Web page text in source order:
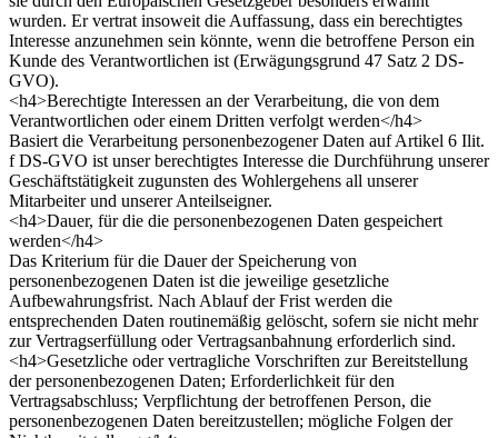
wurden. Er vertrat insoweit die Auffassung, dass ein berechtigtes
Interesse anzunehmen sein könnte, wenn die betroffene Person ein
Kunde des Verantwortlichen ist (Erwägungsgrund 47 Satz 2 DS-
GVO).
<h4>Berechtigte Interessen an der Verarbeitung, die von dem
Verantwortlichen oder einem Dritten verfolgt werden</h4>
Basiert die Verarbeitung personenbezogener Daten auf Artikel 6 Ilit.
f DS-GVO ist unser berechtigtes Interesse die Durchführung unserer
Geschäftstätigkeit zugunsten des Wohlergehens all unserer
Mitarbeiter und unserer Anteilseigner.
<h4>Dauer, für die die personenbezogenen Daten gespeichert
werden</h4>
Das Kriterium für die Dauer der Speicherung von
personenbezogenen Daten ist die jeweilige gesetzliche
Aufbewahrungsfrist. Nach Ablauf der Frist werden die
entsprechenden Daten routinemäßig gelöscht, sofern sie nicht mehr
zur Vertragserfüllung oder Vertragsanbahnung erforderlich sind.
<h4>Gesetzliche oder vertragliche Vorschriften zur Bereitstellung
der personenbezogenen Daten; Erforderlichkeit für den
Vertragsabschluss; Verpflichtung der betroffenen Person, die
personenbezogenen Daten bereitzustellen; mögliche Folgen der